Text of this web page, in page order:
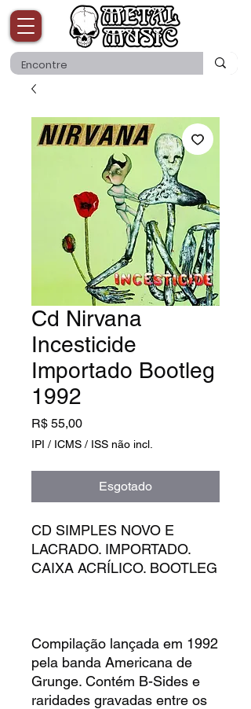
Cd Nirvana
Incesticide
Importado Bootleg
1992
R$ 55,00Preço
IPI / ICMS / ISS não incl.
Esgotado
CD SIMPLES NOVO E
LACRADO. IMPORTADO.
CAIXA ACRÍLICO. BOOTLEG
Compilação lançada em 1992
pela banda Americana de
Grunge. Contém B-Sides e
raridades gravadas entre os